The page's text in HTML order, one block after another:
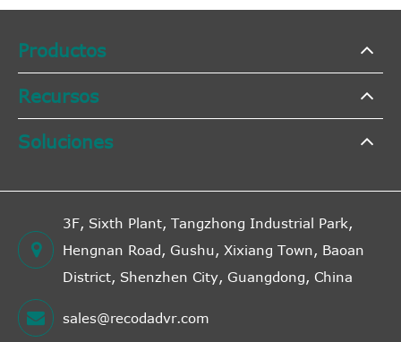
Productos
Recursos
Soluciones
3F, Sixth Plant, Tangzhong Industrial Park,
Hengnan Road, Gushu, Xixiang Town, Baoan
District, Shenzhen City, Guangdong, China
sales@recodadvr.com